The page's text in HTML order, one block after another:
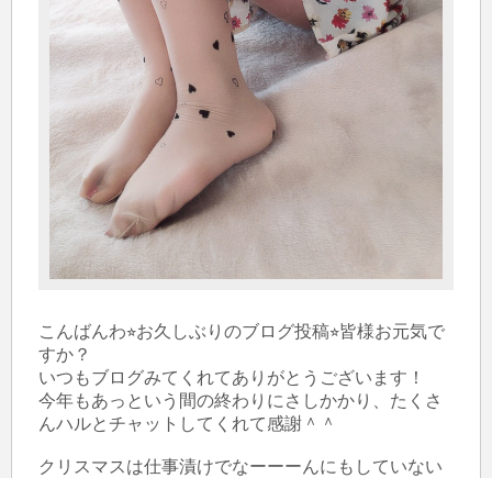
こんばんわ⭐︎お久しぶりのブログ投稿⭐︎皆様お元気で
すか？
いつもブログみてくれてありがとうございます！
今年もあっという間の終わりにさしかかり、たくさ
んハルとチャットしてくれて感謝＾＾
クリスマスは仕事漬けでなーーーんにもしていない